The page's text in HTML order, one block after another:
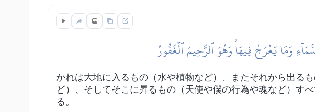
وَمَا يَعۡرُجُ فِيهَاۚ وَهُوَ ٱلرَّحِيمُ ٱلۡغَفُورُ
かれは大地に入るもの（水や植物など）、またそれから出る
ど）、そしてそこに昇るもの（天使や僕の行為や魂など）す
る。